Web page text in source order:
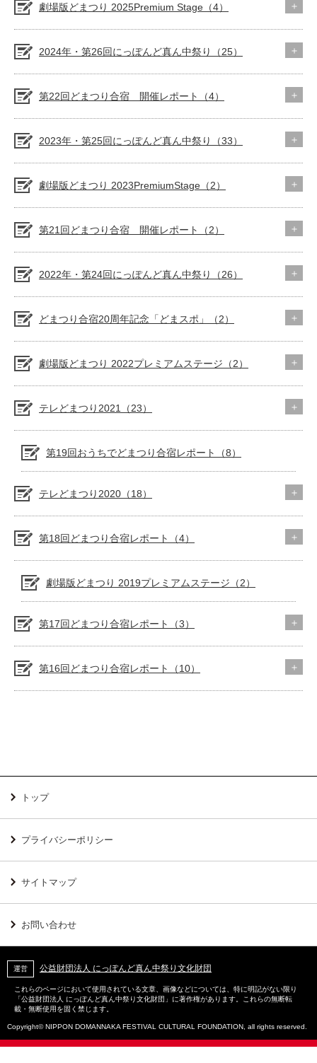
劇場版どまつり 2025Premium Stage（4）
2024年・第26回にっぽんど真ん中祭り（25）
第22回どまつり合宿 開催レポート（4）
2023年・第25回にっぽんど真ん中祭り（33）
劇場版どまつり 2023PremiumStage（2）
第21回どまつり合宿 開催レポート（2）
2022年・第24回にっぽんど真ん中祭り（26）
どまつり合宿20周年記念「どまスポ」（2）
劇場版どまつり 2022プレミアムステージ（2）
テレどまつり2021（23）
第19回おうちでどまつり合宿レポート（8）
テレどまつり2020（18）
第18回どまつり合宿レポート（4）
劇場版どまつり 2019プレミアムステージ（2）
第17回どまつり合宿レポート（3）
第16回どまつり合宿レポート（10）
トップ
プライバシーポリシー
サイトマップ
お問い合わせ
運営 公益財団法人 にっぽんど真ん中祭り文化財団
これらのページにおいて使用されている文章、画像などについては、特に明記がない限り
「公益財団法人 にっぽんど真ん中祭り文化財団」に著作権があります。これらの無断転
載・無断使用を固く禁じます。
Copyright© NIPPON DOMANNAKA FESTIVAL CULTURAL FOUNDATION, all rights reserved.